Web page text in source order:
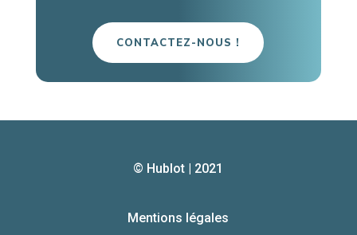
CONTACTEZ-NOUS !
© Hublot | 2021
Mentions légales